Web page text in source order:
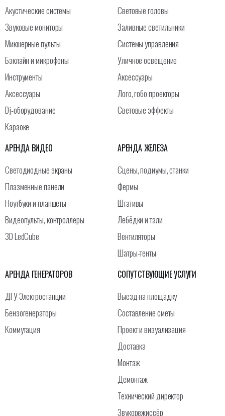
Акустические системы
Звуковые мониторы
Микшерные пульты
Бэклайн и микрофоны
Инструменты
Аксессуары
Dj-оборудование
Караоке
Световые головы
Заливные светильники
Системы управления
Уличное освещение
Аксессуары
Лого, гобо проекторы
Световые эффекты
АРЕНДА ВИДЕО
Светодиодные экраны
Плазменные панели
Ноутбуки и планшеты
Видеопульты, контроллеры
3D LedCube
АРЕНДА ЖЕЛЕЗА
Сцены, подиумы, станки
Фермы
Штативы
Лебёдки и тали
Вентиляторы
Шатры-тенты
АРЕНДА ГЕНЕРАТОРОВ
ДГУ Электростанции
Бензогенераторы
Коммутация
СОПУТСТВУЮЩИЕ УСЛУГИ
Выезд на площадку
Составление сметы
Проект и визуализация
Доставка
Монтаж
Демонтаж
Технический директор
Звукорежиссёр